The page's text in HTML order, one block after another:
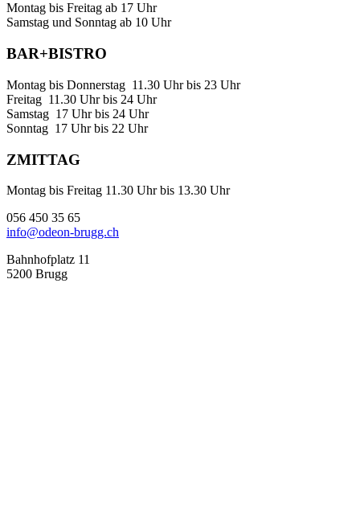
Montag bis Freitag ab 17 Uhr
Samstag und Sonntag ab 10 Uhr
BAR+BISTRO
Montag bis Donnerstag 11.30 Uhr bis 23 Uhr
Freitag 11.30 Uhr bis 24 Uhr
Samstag 17 Uhr bis 24 Uhr
Sonntag 17 Uhr bis 22 Uhr
ZMITTAG
Montag bis Freitag 11.30 Uhr bis 13.30 Uhr
056 450 35 65
info@odeon-brugg.ch
Bahnhofplatz 11
5200 Brugg